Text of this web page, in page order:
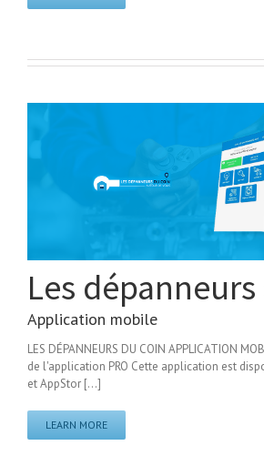
Les
Application mobile
LES DÉPANNEURS DU COIN APPLICATION
de l'application PRO Cette application est
et AppStor [...]
LEARN MORE